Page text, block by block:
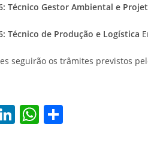
Técnico Gestor Ambiental e
Técnico de Produção e Logística
seguirão os trâmites previstos
Li W